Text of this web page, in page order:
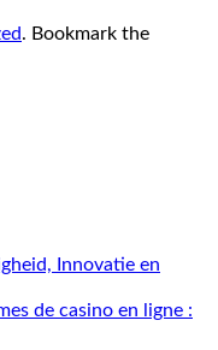
. Bookmark the
Innovatie en
de casino en ligne :